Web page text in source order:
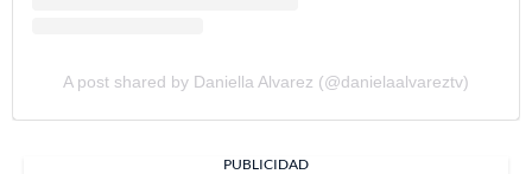
A post shared by Daniella Alvarez (@danielaalvareztv)
PUBLICIDAD